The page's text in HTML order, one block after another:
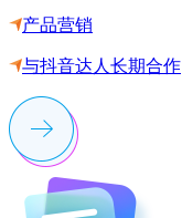
产品营销
与抖音达人长期合作